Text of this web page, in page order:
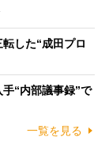
した“成田プロ
手“内部議事録”で
一覧を見る